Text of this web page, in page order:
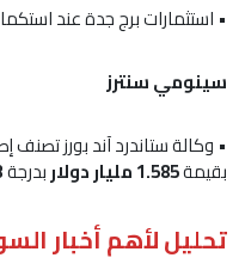
• استثمارات برج جدة عند
سينومي سنترز
• وكالة ستاندرد آند بورز
بقيمة1.585 مليار دولار بدرجة
تحليل لأهم أخبار